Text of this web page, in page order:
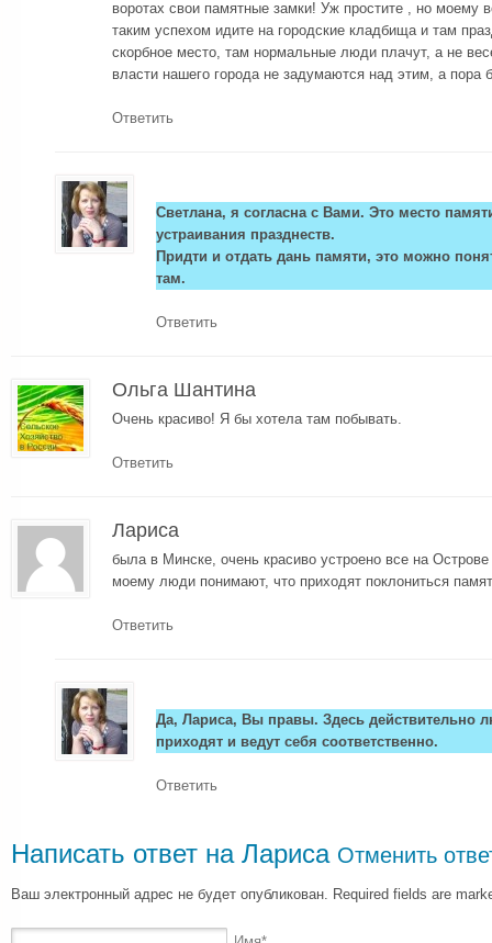
воротах свои памятные замки! Уж простите , но моему
таким успехом идите на городские кладбища и там
скорбное место, там нормальные люди плачут, а не
власти нашего города не задумаются над этим, а
Ответить
Светлана, я согласна с Вами. Это место
устраивания празднеств.
Придти и отдать дань памяти, это можно
там.
Ответить
Ольга Шантина
Очень красиво! Я бы хотела там побывать.
Ответить
Лариса
была в Минске, очень красиво устроено все на
моему люди понимают, что приходят поклониться
Ответить
Да, Лариса, Вы правы. Здесь действительно
приходят и ведут себя соответственно.
Ответить
Написать ответ на Лариса Отменить
Ваш электронный адрес не будет опубликован. Required fields are